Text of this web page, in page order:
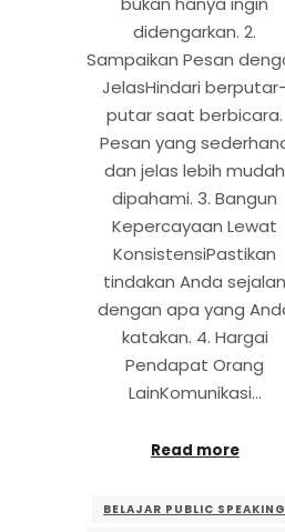
didengarkan. 2.
Sampaikan Pesan
JelasHindari berputar-
putar saat berbicara.
Pesan yang
dan jelas lebih mudah
dipahami. 3. Bangun
Kepercayaan Lewat
KonsistensiPastikan
tindakan Anda sejalan
dengan apa yang
katakan. 4. Hargai
Pendapat Orang
LainKomunikasi…
Read more
BELAJAR PUBLIC SPEAKING